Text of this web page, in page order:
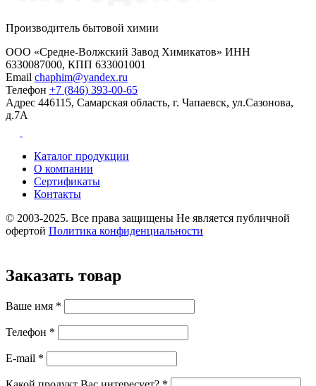
Производитель бытовой химии
ООО «Средне-Волжский Завод Химикатов» ИНН
6330087000, КПП 633001001
Email chaphim@yandex.ru
Телефон +7 (846) 393-00-65
Адрес 446115, Самарская область, г. Чапаевск, ул.Сазонова,
д.7А
Каталог продукции
О компании
Сертификаты
Контакты
© 2003-2025. Все права защищены Не является публичной
офертой Политика конфиденциальности
Заказать товар
Ваше имя *
Телефон *
E-mail *